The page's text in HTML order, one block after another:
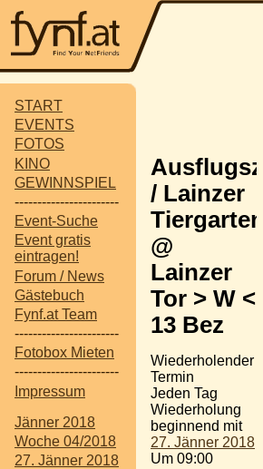
START
EVENTS
FOTOS
KINO
GEWINNSPIEL
-----------------------
Event-Suche
Event gratis
eintragen!
Forum / News
Gästebuch
Fynf.at Team
-----------------------
Fotobox Mieten
-----------------------
Impressum
Jänner 2018
Woche 04/2018
27. Jänner 2018
/ Lainzer
Tiergarten
@
Lainzer
Tor > W <
13 Bez
Wiederholender
Termin
Jeden Tag
Wiederholung
beginnend mit
27. Jänner 2018
Um 09:00